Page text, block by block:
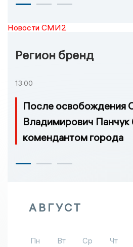
Новости СМИ2
Регион бренд
13:00
После освобождения
Владимирович Панчук
комендантом города
АВГУСТ
Пн Вт Ср Чт